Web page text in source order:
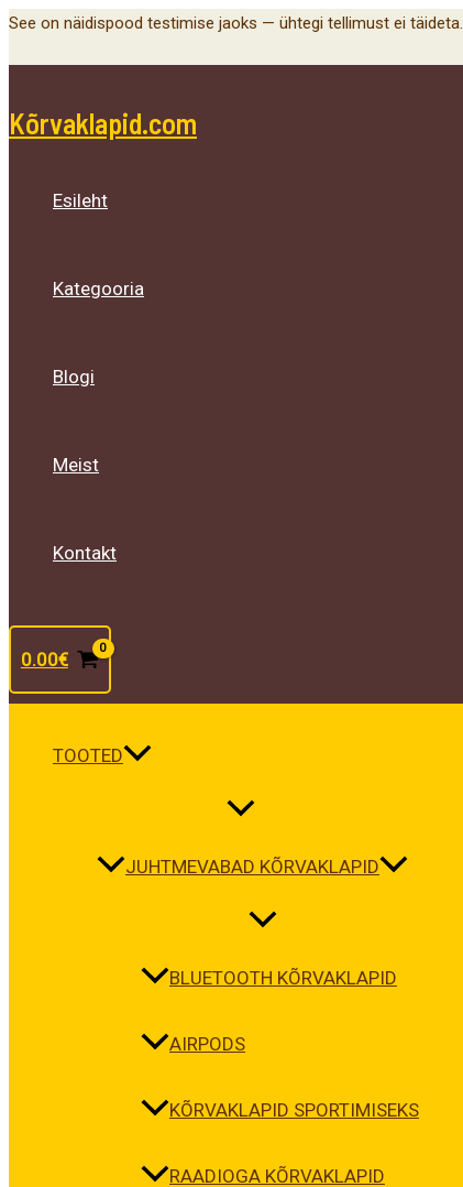
Skip
See on näidispood testimise jaoks — ühtegi tellimust ei täideta.
Kõrvaklapid.com
Esileht
Kategooria
Blogi
Meist
Kontakt
0.00€
TOOTED
Menu
Toggle
JUHTMEVABAD KÕRVAKLAPID
Menu
Toggle
BLUETOOTH KÕRVAKLAPID
AIRPODS
KÕRVAKLAPID SPORTIMISEKS
RAADIOGA KÕRVAKLAPID
Menu
Toggle